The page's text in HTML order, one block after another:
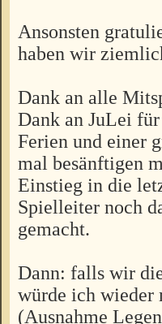
Ansonsten
haben wir
Dank an alle
Dank an JuLei
Ferien und einer
mal besänftigen
Einstieg in die
Spielleiter noch
gemacht.
Dann: falls wir
würde ich wieder
(Ausnahme